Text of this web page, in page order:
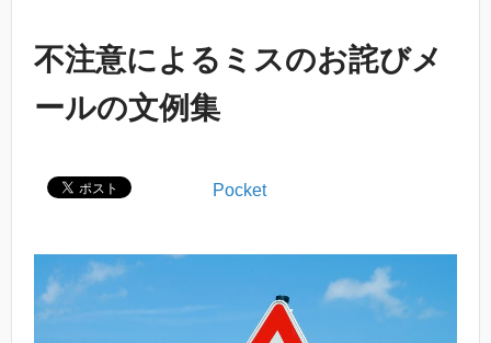
不注意によるミスのお詫びメ
ールの文例集
Pocket